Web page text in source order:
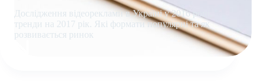
Дослідження відеореклами в Україні у 2016 році,
тренди на 2017 рік. Які формати популярні та як
розвивається ринок